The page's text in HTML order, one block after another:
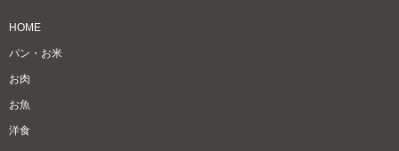
HOME
パン・お米
お肉
お魚
洋食